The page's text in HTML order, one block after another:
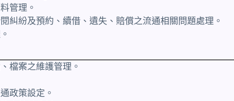
管理。
糾紛及預約、續借、遺失、賠償之流通相關問題處理。
檔案之維護管理。
政策設定。